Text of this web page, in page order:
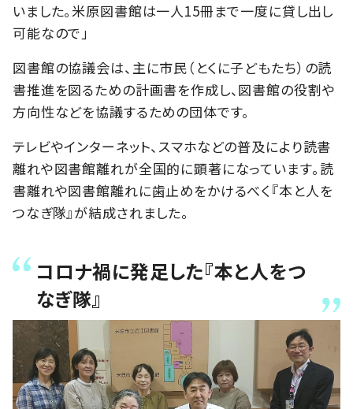
いました。米原図書館は一人15冊まで一度に貸し出し
可能なので」
図書館の協議会は、主に市民（とくに子どもたち）の読
書推進を図るための計画書を作成し、図書館の役割や
方向性などを協議するための団体です。
テレビやインターネット、スマホなどの普及により読書
離れや図書館離れが全国的に顕著になっています。読
書離れや図書館離れに歯止めをかけるべく『本と人を
つなぎ隊』が結成されました。
コロナ禍に発足した『本と人をつ
なぎ隊』